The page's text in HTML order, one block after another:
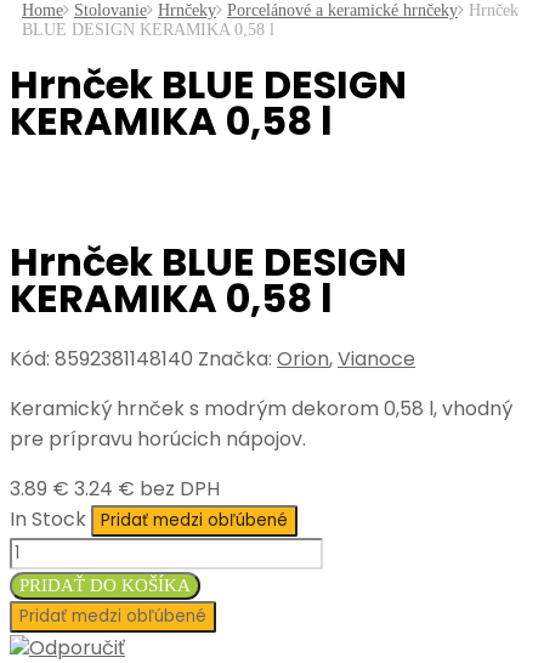
Home Stolovanie Hrnčeky Porcelánové a keramické hrnčeky
Hrnček
BLUE DESIGN KERAMIKA 0,58 l
Hrnček BLUE DESIGN
KERAMIKA 0,58 l
Hrnček BLUE DESIGN
KERAMIKA 0,58 l
Kód: 8592381148140 Značka: Orion,Vianoce
Keramický hrnček s modrým dekorom 0,58 l, vhodný
pre prípravu horúcich nápojov.
3.89 € 3.24 € bez DPH
In Stock
Pridať medzi obľúbené
PRIDAŤ DO KOŠÍKA
Pridať medzi obľúbené
Odporučiť